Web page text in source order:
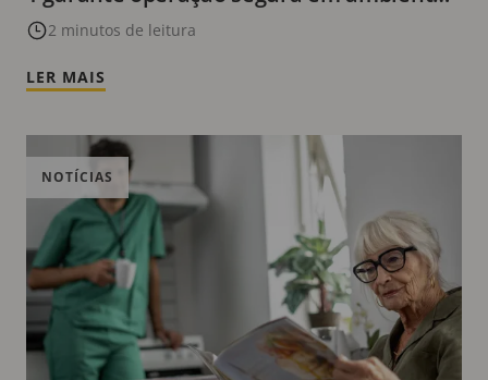
perigosos
2 minutos de leitura
LER MAIS
NOTÍCIAS